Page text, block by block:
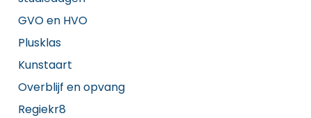
GVO en HVO
Plusklas
Kunstaart
Overblijf en opvang
Regiekr8